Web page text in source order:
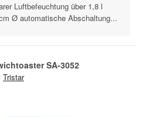
Luftbefeuchtung über 1,8 l
Ø automatische Abschaltung...
SA-3052
Tristar